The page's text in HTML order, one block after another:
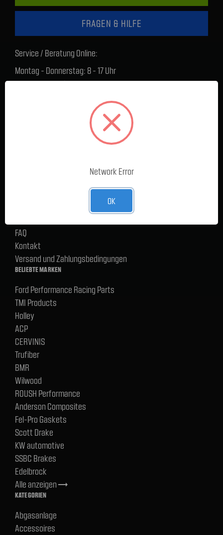
FRAGEN & HILFE
Service / Beratung Online:
Montag - Donnerstag: 8 - 17 Uhr
Freitag: 8 - 16 Uhr
Lager Lauenstein (Warenabholungen):
Montag - Donnerstag: 7.30 - 15 Uhr
FAQ
Kontakt
Versand und Zahlungsbedingungen
BELIEBTE MARKEN
Ford Performance Racing Parts
TMI Products
Holley
ACP
CERVINIS
Trufiber
BMR
Wilwood
ROUSH Performance
Anderson Composites
Fel-Pro Gaskets
Scott Drake
KW automotive
SSBC Brakes
Edelbrock
Alle anzeigentrending_flat
KATEGORIEN
Abgasanlage
Accessoires
Network Error
OK